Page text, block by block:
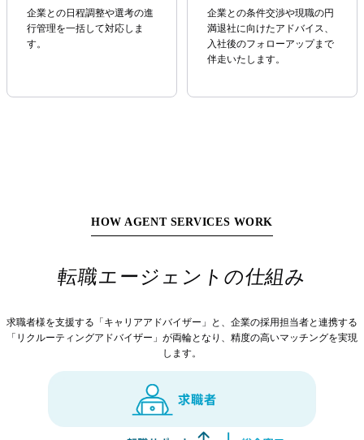
企業との日程調整や選考の進
行管理を一括して対応しま
す。
企業との条件交渉や現職の円
満退社に向けたアドバイス、
入社後のフォローアップまで
伴走いたします。
HOW AGENT SERVICES WORK
転職エージェントの仕組み
求職者様を支援する「キャリアアドバイザー」と、企業の採用担当者と連携する
「リクルーティングアドバイザー」が両輪となり、精度の高いマッチングを実現
します。